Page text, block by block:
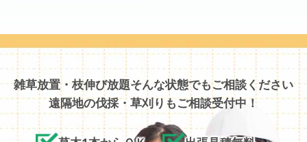
雑草放置・枝伸び放題そんな状態でもご相談ください
遠隔地の伐採・草刈りもご相談受付中！